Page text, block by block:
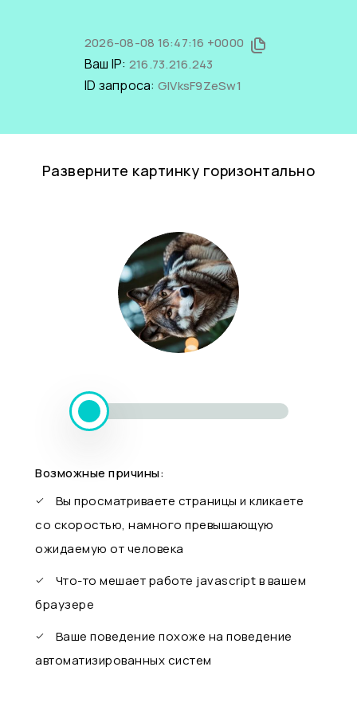
2026-08-08 16:47:16 +0000
Ваш IP: 216.73.216.243
ID запроса: GlVksF9ZeSw1
Разверните картинку горизонтально
Возможные причины:
Вы просматриваете страницы и кликаете
со скоростью, намного превышающую
ожидаемую от человека
Что-то мешает работе javascript в вашем
браузере
Ваше поведение похоже на поведение
автоматизированных систем